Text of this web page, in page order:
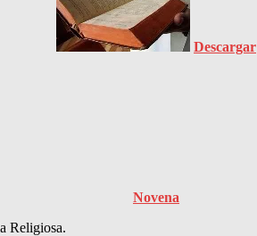
Descargar
Novena
Religiosa.